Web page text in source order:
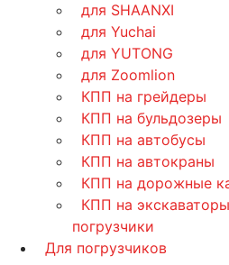
для SHAANXI
для Yuchai
для YUTONG
для Zoomlion
КПП на грейдеры
КПП на бульдозеры
КПП на автобусы
КПП на автокраны
КПП на дорожные
КПП на
погрузчики
Для погрузчиков